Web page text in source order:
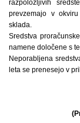
razpoložljivih
prevzemajo v
sklada.
Sredstva
namene določene s
Neporabljena
leta se prenesejo v